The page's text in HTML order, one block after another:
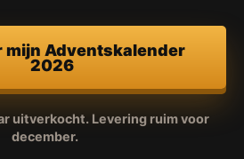
mijn Adventskalender
2026
uitverkocht. Levering ruim voor
december.